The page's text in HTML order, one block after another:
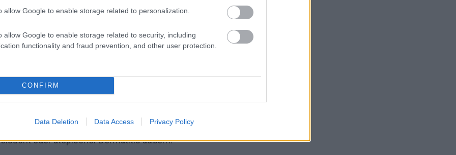
allow Google to enable storage related to personalization.
allow Google to enable storage related to security, including
functionality and fraud prevention, and other user protection.
CONFIRM
Data Deletion Data Access Privacy Policy
auf verschiedene Weise durchgeführt werden,
ob ein Kind an einer Allergie leidet, die
testen:
Schnupfen, Bindehautentzündung und periodische
oder atopischer Dermatitis äußern.